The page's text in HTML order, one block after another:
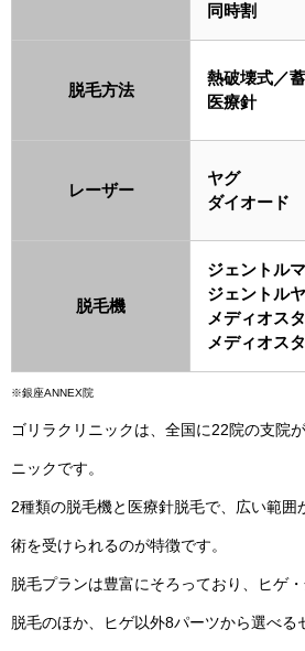
同時割
脱毛方法
熱破壊式／
医療針
レーザー
ヤグ
ダイオード
脱毛機
ジェントル
ジェントル
メディオス
メディオス
※銀座ANNEX院
ゴリラクリニックは、全国に22院の支院
ニックです。
2種類の脱毛機と医療針脱毛で、広い範囲
術を受けられるのが特徴です。
脱毛プランは豊富にそろっており、ヒゲ
脱毛のほか、ヒゲ以外8パーツから選べる